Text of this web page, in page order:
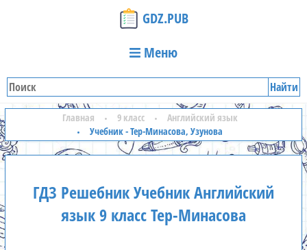
GDZ.PUB
Меню
Найти
Главная 9 класс
Английский язык
Учебник - Тер-Минасова, Узунова
ГДЗ Решебник Учебник Английский
язык 9 класс Тер-Минасова